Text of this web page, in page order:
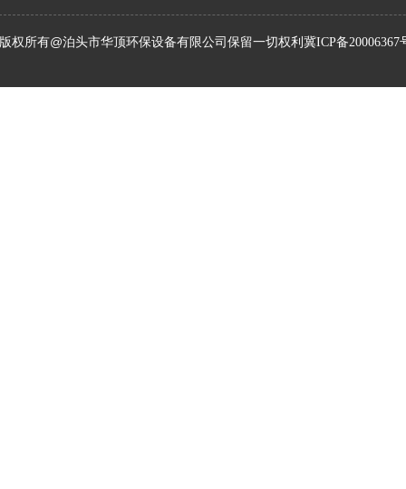
版权所有@泊头市华顶环保设备有限公司保留一切权利 冀ICP备20006367